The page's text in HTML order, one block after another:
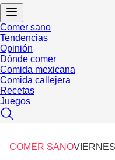
Comer sano
Tendencias
Opinión
Dónde comer
Comida mexicana
Comida callejera
Recetas
Juegos
COMER SANO